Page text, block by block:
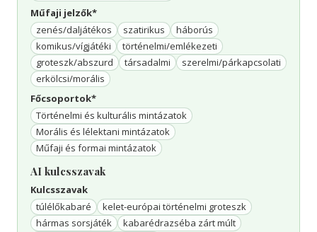
Műfaji jelzők*
zenés/daljátékos
szatirikus
háborús
komikus/vígjátéki
történelmi/emlékezeti
groteszk/abszurd
társadalmi
szerelmi/párkapcsolati
erkölcsi/morális
Főcsoportok*
Történelmi és kulturális mintázatok
Morális és lélektani mintázatok
Műfaji és formai mintázatok
AI kulcsszavak
Kulcsszavak
túlélőkabaré
kelet-európai történelmi groteszk
hármas sorsjáték
kabarédrazséba zárt múlt